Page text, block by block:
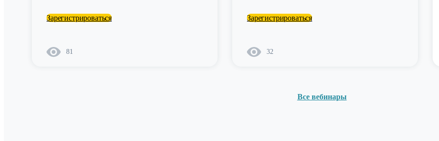
Зарегистрироваться
81
Зарегистрироваться
32
Все вебинары